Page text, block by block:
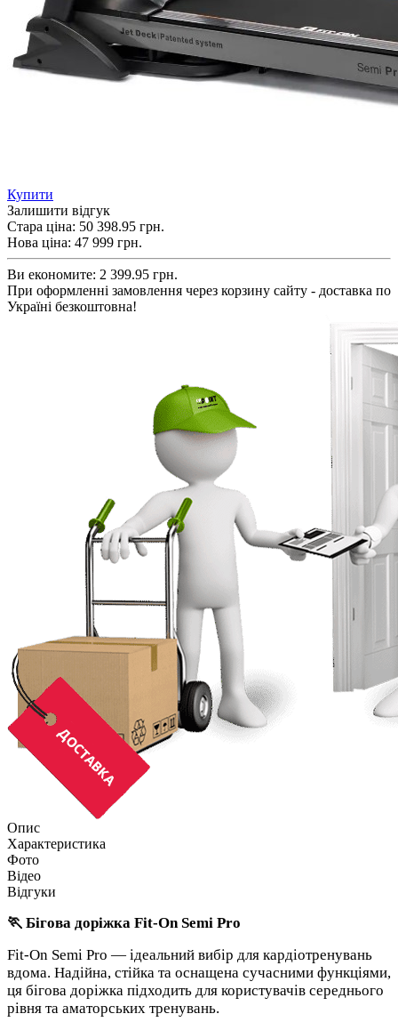
Купити
Залишити відгук
Стара ціна: 50 398.95 грн.
Нова ціна: 47 999 грн.
Ви економите: 2 399.95 грн.
При оформленні замовлення через корзину сайту - доставка по
Україні безкоштовна!
Опис
Характеристика
Фото
Відео
Відгуки
🏃 Бігова доріжка Fit-On Semi Pro
Fit-On Semi Pro — ідеальний вибір для кардіотренувань
вдома. Надійна, стійка та оснащена сучасними функціями,
ця бігова доріжка підходить для користувачів середнього
рівня та аматорських тренувань.